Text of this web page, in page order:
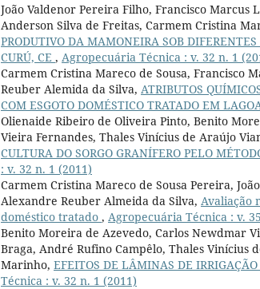
João Valdenor Pereira Filho, Francisco
Anderson Silva de Freitas, Carmem Cristina
PRODUTIVO DA MAMONEIRA SOB
CURÚ, CE , Agropecuária Técnica : v. 32 n. 1
Carmem Cristina Mareco de Sousa, Francisco
Reuber Alemida da Silva, ATRIBUTOS
COM ESGOTO DOMÉSTICO TRATADO EM
Olienaide Ribeiro de Oliveira Pinto, Benito
Vieira Fernandes, Thales Vinícius de Araújo
CULTURA DO SORGO GRANÍFERO PELO
: v. 32 n. 1 (2011)
Carmem Cristina Mareco de Sousa Pereira,
Alexandre Reuber Almeida da Silva, Avaliação
doméstico tratado , Agropecuária Técnica : v.
Benito Moreira de Azevedo, Carlos Newdmar
Braga, André Rufino Campêlo, Thales Vinícius
Marinho, EFEITOS DE LÂMINAS DE
Técnica : v. 32 n. 1 (2011)